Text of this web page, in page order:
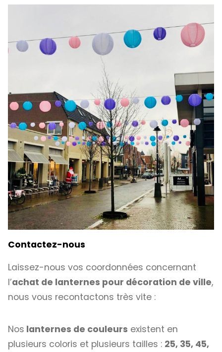
Contactez-nous
Laissez-nous vos coordonnées concernant
l’achat de lanternes pour décoration de ville,
nous vous recontactons très vite :
Nos lanternes de couleurs existent en
plusieurs coloris et plusieurs tailles : 25, 35, 45,